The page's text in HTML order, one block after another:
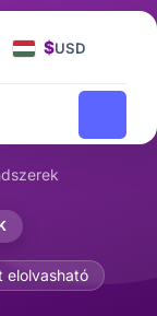
$USD
Linux
elolvasható